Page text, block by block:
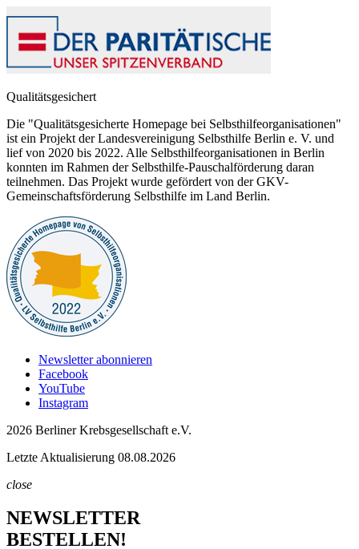
Qualitätsgesichert
Die "Qualitätsgesicherte Homepage bei Selbsthilfeorganisationen"
ist ein Projekt der Landesvereinigung Selbsthilfe Berlin e. V. und
lief von 2020 bis 2022. Alle Selbsthilfeorganisationen in Berlin
konnten im Rahmen der Selbsthilfe-Pauschalförderung daran
teilnehmen. Das Projekt wurde gefördert von der GKV-
Gemeinschaftsförderung Selbsthilfe im Land Berlin.
Newsletter abonnieren
Facebook
YouTube
Instagram
2026 Berliner Krebsgesellschaft e.V.
Letzte Aktualisierung 08.08.2026
close
NEWSLETTER
BESTELLEN!